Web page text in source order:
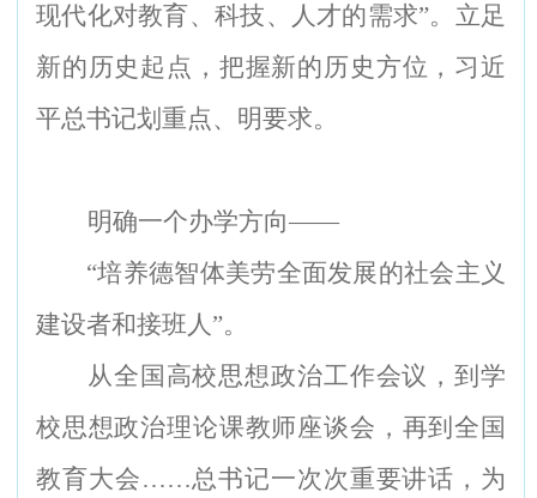
现代化对教育、科技、人才的需求”。立足
新的历史起点，把握新的历史方位，习近
平总书记划重点、明要求。
明确一个办学方向——
“培养德智体美劳全面发展的社会主义
建设者和接班人”。
从全国高校思想政治工作会议，到学
校思想政治理论课教师座谈会，再到全国
教育大会……总书记一次次重要讲话，为